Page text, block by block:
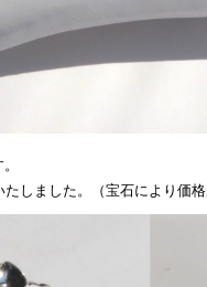
しました。（宝石により価格